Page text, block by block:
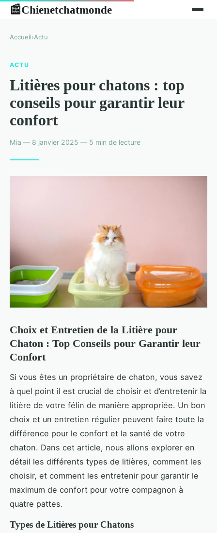
📰Chienetchatmonde
Accueil›Actu
ACTU
Litières pour chatons : top
conseils pour garantir leur
confort
Mia — 8 janvier 2025 — 5 min de lecture
Choix et Entretien de la Litière pour
Chaton : Top Conseils pour Garantir leur
Confort
Si vous êtes un propriétaire de chaton, vous savez
à quel point il est crucial de choisir et d’entretenir la
litière de votre félin de manière appropriée. Un bon
choix et un entretien régulier peuvent faire toute la
différence pour le confort et la santé de votre
chaton. Dans cet article, nous allons explorer en
détail les différents types de litières, comment les
choisir, et comment les entretenir pour garantir le
maximum de confort pour votre compagnon à
quatre pattes.
Types de Litières pour Chatons